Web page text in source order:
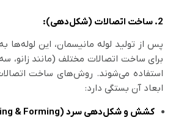
2. ساخت اتصالات (شکل‌دهی):
پس از تولید لوله مانیسمان، این لوله‌ها
برای ساخت اتصالات مختلف (مانند زانو،
استفاده می‌شوند. روش‌های ساخت
ابعاد آن بستگی دارد:
کشش و شکل‌دهی سرد (Cold Drawing & Forming):